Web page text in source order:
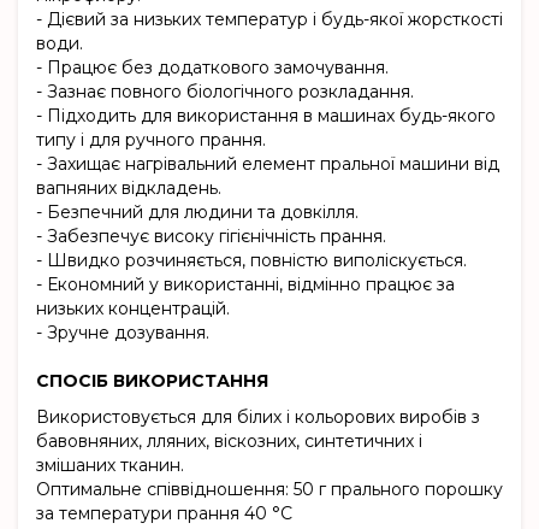
- Дієвий за низьких температур і будь-якої жорсткості
води.
- Працює без додаткового замочування.
- Зазнає повного біологічного розкладання.
- Підходить для використання в машинах будь-якого
типу і для ручного прання.
- Захищає нагрівальний елемент пральної машини від
вапняних відкладень.
- Безпечний для людини та довкілля.
- Забезпечує високу гігієнічність прання.
- Швидко розчиняється, повністю виполіскується.
- Економний у використанні, відмінно працює за
низьких концентрацій.
- Зручне дозування.
СПОСІБ ВИКОРИСТАННЯ
Використовується для білих і кольорових виробів з
бавовняних, лляних, віскозних, синтетичних і
змішаних тканин.
Оптимальне співвідношення: 50 г прального порошку
за температури прання 40 °С